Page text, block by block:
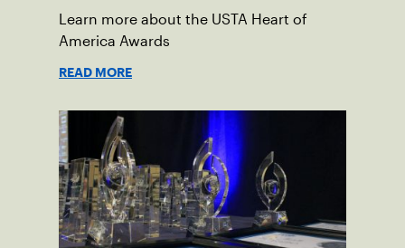
Learn more about the USTA Heart of
America Awards
READ MORE